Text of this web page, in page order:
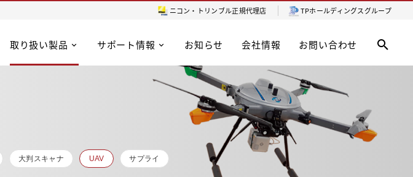
ニコン・トリンブル正規代理店 TPホールディングスグループ
取り扱い製品 サポート情報 お知らせ 会社情報 お問い合わせ
大判スキャナ UAV サプライ